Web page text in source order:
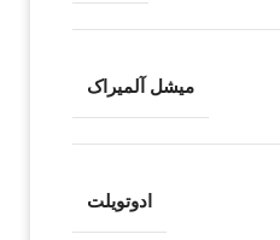
میشل آلمیراک
ادوتویلت